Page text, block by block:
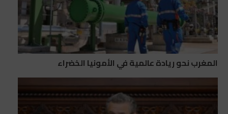
المغرب نحو ريادة عالمية في الأمونيا الخضراء